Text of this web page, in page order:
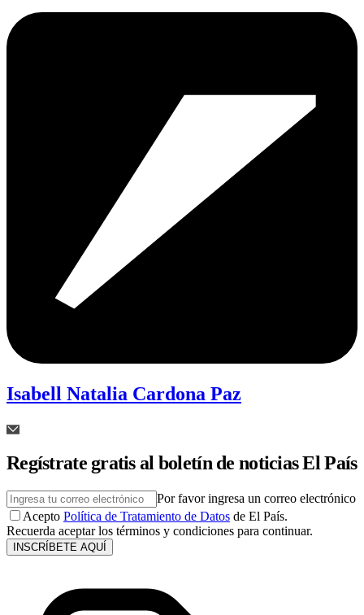
Isabell Natalia Cardona Paz
Regístrate gratis al boletín de noticias El País
Por favor ingresa un correo electrónico
Acepto Política de Tratamiento de Datos de El País.
Recuerda aceptar los términos y condiciones para continuar.
INSCRÍBETE AQUÍ